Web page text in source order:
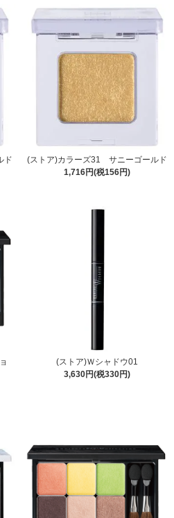
ド
(ストア)カラーズ31 サニーゴールド
1,716円(税156円)
(ストア)Ｗシャドウ01
3,630円(税330円)